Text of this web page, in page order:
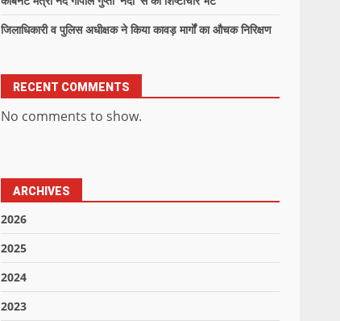
जिलाधिकारी व पुलिस अधीक्षक ने किया कावड़ मार्गों का औचक निरिक्षण
RECENT COMMENTS
No comments to show.
ARCHIVES
2026
2025
2024
2023